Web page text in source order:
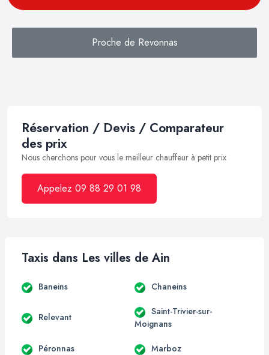
Proche de Revonnas
Réservation / Devis / Comparateur
des prix
Nous cherchons pour vous le meilleur chauffeur à petit prix
Appelez 09 88 29 01 98
Taxis dans Les villes de Ain
Baneins Chaneins
Relevant
Saint-Trivier-sur-
Moignans
Péronnas Marboz